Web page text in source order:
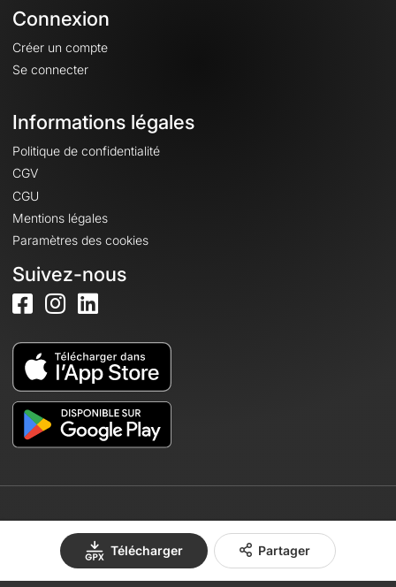
Télécharger Partager
Connexion
Créer un compte
Se connecter
Informations légales
Politique de confidentialité
CGV
CGU
Mentions légales
Paramètres des cookies
Suivez-nous
© 2026 OpenRunner - Version 7.31.3